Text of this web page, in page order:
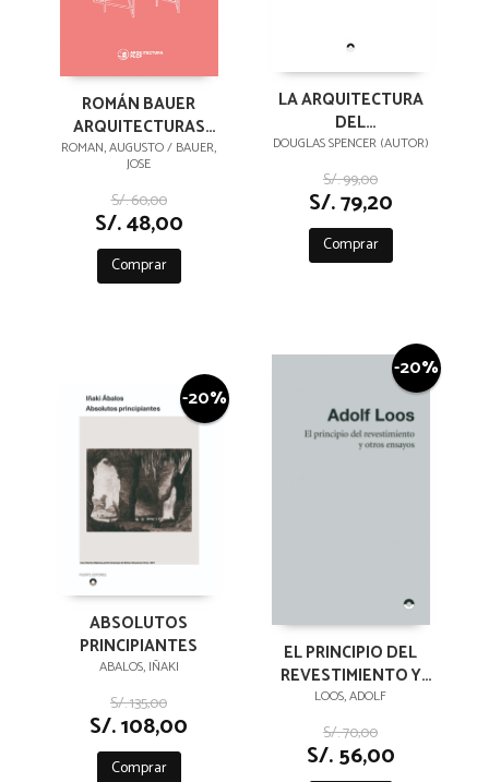
ROMÁN BAUER
ARQUITECTURAS
ERRANTES
ROMAN, AUGUSTO / BAUER,
JOSE
S/. 60,00
S/. 48,00
Comprar
LA ARQUITECTURA
DEL
NEOLIBERALISMO
DOUGLAS SPENCER (AUTOR)
S/. 99,00
S/. 79,20
Comprar
-20%
ABSOLUTOS
PRINCIPIANTES
ABALOS, IÑAKI
S/. 135,00
S/. 108,00
Comprar
-20%
EL PRINCIPIO DEL
REVESTIMIENTO Y
OTROS ENSAYOS
LOOS, ADOLF
S/. 70,00
S/. 56,00